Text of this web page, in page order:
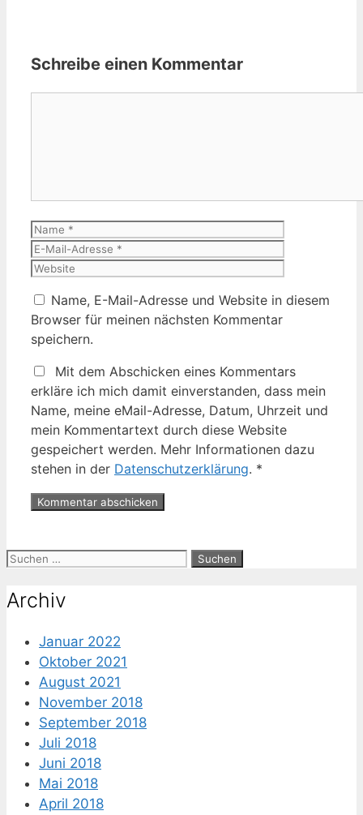
Schreibe einen Kommentar
Name
Name, E-Mail-Adresse und Website in diesem
Browser für meinen nächsten Kommentar
speichern.
Mit dem Abschicken eines Kommentars
erkläre ich mich damit einverstanden, dass mein
Name, meine eMail-Adresse, Datum, Uhrzeit und
mein Kommentartext durch diese Website
gespeichert werden. Mehr Informationen dazu
stehen in der Datenschutzerklärung. *
Suche
Archiv
Januar 2022
Oktober 2021
August 2021
November 2018
September 2018
Juli 2018
Juni 2018
Mai 2018
April 2018